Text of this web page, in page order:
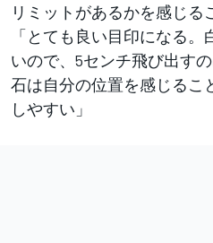
リミットがあるかを感じる
「とても良い目印になる
いので、5センチ飛び出す
石は自分の位置を感じるこ
しやすい」